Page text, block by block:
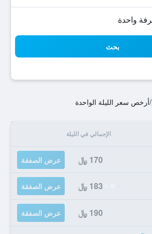
بحث
/أرخص سعر الليلة الواحدة
الإجمالي في الليلة
170 ﷼ عرض الصفقة
183 ﷼ عرض الصفقة
190 ﷼ عرض الصفقة